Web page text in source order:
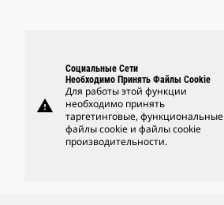
warning
Социальные Сети
Необходимо Принять Файлы Cookie
Для работы этой функции
необходимо принять
таргетинговые, функциональные
файлы cookie и файлы cookie
производительности.